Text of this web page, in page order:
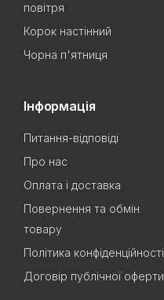
повітря
Корок настінний
Чорна п'ятниця
Інформація
Питання-відповіді
Про нас
Оплата і доставка
Повернення та обмін
товару
Політика конфіденційності
Договір публічної оферти